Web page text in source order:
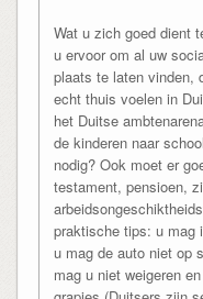
Wat u zich goed dient
u ervoor om al uw
plaats te laten vinden,
echt thuis voelen in
het Duitse
de kinderen naar
nodig? Ook moet er
testament, pensioen,
praktische tips: u mag
u mag de auto niet op
mag u niet weigeren